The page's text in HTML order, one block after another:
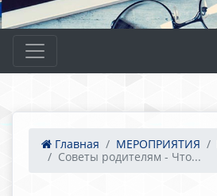
Главная МЕРОПРИЯТИЯ
Советы родителям - Что...